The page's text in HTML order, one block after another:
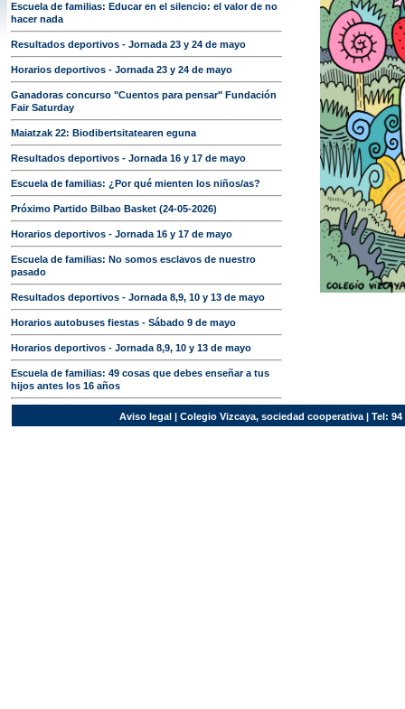
Escuela de familias: Educar en el silencio: el valor de no
hacer nada
Resultados deportivos - Jornada 23 y 24 de mayo
Horarios deportivos - Jornada 23 y 24 de mayo
Ganadoras concurso "Cuentos para pensar" Fundación
Fair Saturday
Maiatzak 22: Biodibertsitatearen eguna
Resultados deportivos - Jornada 16 y 17 de mayo
Escuela de familias: ¿Por qué mienten los niños/as?
Próximo Partido Bilbao Basket (24-05-2026)
Horarios deportivos - Jornada 16 y 17 de mayo
Escuela de familias: No somos esclavos de nuestro
pasado
Resultados deportivos - Jornada 8,9, 10 y 13 de mayo
Horarios autobuses fiestas - Sábado 9 de mayo
Horarios deportivos - Jornada 8,9, 10 y 13 de mayo
Escuela de familias: 49 cosas que debes enseñar a tus
hijos antes los 16 años
Aviso legal| Colegio Vizcaya, sociedad cooperativa | Tel: 94